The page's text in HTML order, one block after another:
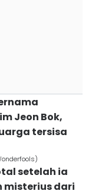
Jeon Bok,
tersisa
setelah ia
dari